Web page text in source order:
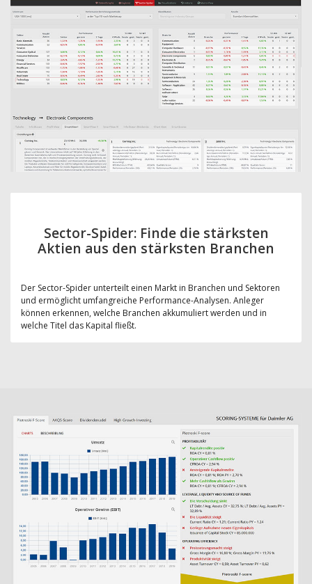
Sector-Spider: Finde die stärksten
Aktien aus den stärksten Branchen
Der Sector-Spider unterteilt einen Markt in Branchen und Sektoren
und ermöglicht umfangreiche Performance-Analysen. Anleger
können erkennen, welche Branchen akkumuliert werden und in
welche Titel das Kapital fließt.